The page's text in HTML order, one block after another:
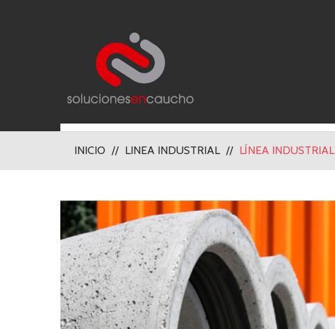
INICIO LINEA INDUSTRIAL LÍNEA INDUSTRIAL